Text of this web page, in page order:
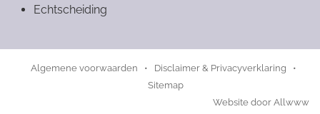
Echtscheiding
Algemene voorwaarden • Disclaimer & Privacyverklaring •
Sitemap
Website door Allwww